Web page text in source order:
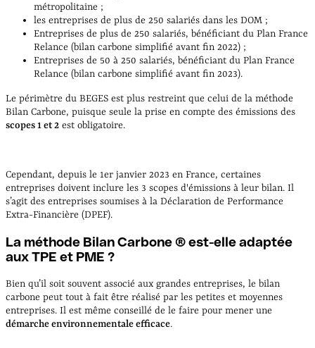
métropolitaine ;
les entreprises de plus de 250 salariés dans les DOM ;
Entreprises de plus de 250 salariés, bénéficiant du Plan France
Relance (bilan carbone simplifié avant fin 2022) ;
Entreprises de 50 à 250 salariés, bénéficiant du Plan France
Relance (bilan carbone simplifié avant fin 2023).
Le périmètre du BEGES est plus restreint que celui de la méthode
Bilan Carbone, puisque seule la prise en compte des émissions des
scopes 1 et 2 est obligatoire.
Cependant, depuis le 1er janvier 2023 en France, certaines
entreprises doivent inclure les 3 scopes d'émissions à leur bilan. Il
s’agit des entreprises soumises à la Déclaration de Performance
Extra-Financière (DPEF).
La méthode Bilan Carbone ® est-elle adaptée
aux TPE et PME ?
Bien qu’il soit souvent associé aux grandes entreprises, le bilan
carbone peut tout à fait être réalisé par les petites et moyennes
entreprises. Il est même conseillé de le faire pour mener une
démarche environnementale efficace.